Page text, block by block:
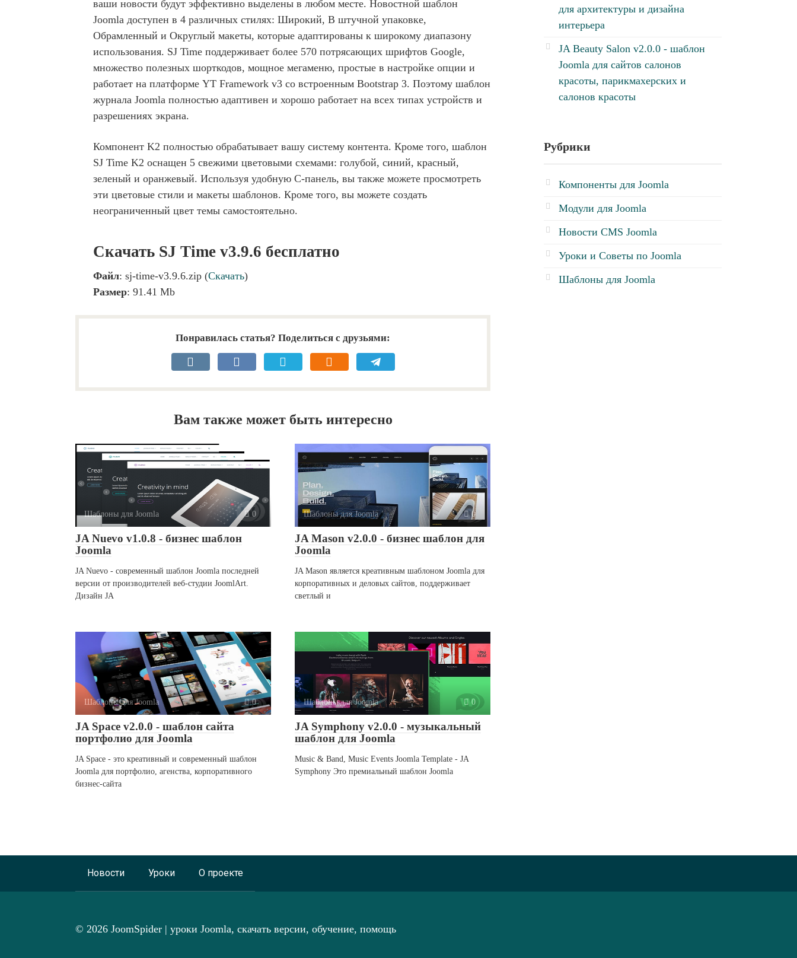
ваши новости будут эффективно выделены в любом месте. Новостной шаблон
Joomla доступен в 4 различных стилях: Широкий, В штучной упаковке,
Обрамленный и Округлый макеты, которые адаптированы к широкому диапазону
использования. SJ Time поддерживает более 570 потрясающих шрифтов Google,
множество полезных шорткодов, мощное мегаменю, простые в настройке опции и
работает на платформе YT Framework v3 со встроенным Bootstrap 3. Поэтому шаблон
журнала Joomla полностью адаптивен и хорошо работает на всех типах устройств и
разрешениях экрана.
Компонент K2 полностью обрабатывает вашу систему контента. Кроме того, шаблон
SJ Time K2 оснащен 5 свежими цветовыми схемами: голубой, синий, красный,
зеленый и оранжевый. Используя удобную C-панель, вы также можете просмотреть
эти цветовые стили и макеты шаблонов. Кроме того, вы можете создать
неограниченный цвет темы самостоятельно.
Скачать SJ Time v3.9.6 бесплатно
Файл: sj-time-v3.9.6.zip (Скачать)
Размер: 91.41 Mb
Понравилась статья? Поделиться с друзьями:
Вам также может быть интересно
Шаблоны для Joomla 0
JA Nuevo v1.0.8 - бизнес шаблон
Joomla
JA Nuevo - современный шаблон Joomla последней
версии от производителей веб-студии JoomlArt.
Дизайн JA
Шаблоны для Joomla 0
JA Mason v2.0.0 - бизнес шаблон для
Joomla
JA Mason является креативным шаблоном Joomla для
корпоративных и деловых сайтов, поддерживает
светлый и
Шаблоны для Joomla 0
JA Space v2.0.0 - шаблон сайта
портфолио для Joomla
JA Space - это креативный и современный шаблон
Joomla для портфолио, агенства, корпоративного
бизнес-сайта
Шаблоны для Joomla 0
JA Symphony v2.0.0 - музыкальный
шаблон для Joomla
Music & Band, Music Events Joomla Template - JA
Symphony Это премиальный шаблон Joomla
для архитектуры и дизайна
интерьера
JA Beauty Salon v2.0.0 - шаблон
Joomla для сайтов салонов
красоты, парикмахерских и
салонов красоты
Рубрики
Компоненты для Joomla
Модули для Joomla
Новости CMS Joomla
Уроки и Советы по Joomla
Шаблоны для Joomla
Новости Уроки О проекте
© 2026 JoomSpider | уроки Joomla, скачать версии, обучение, помощь